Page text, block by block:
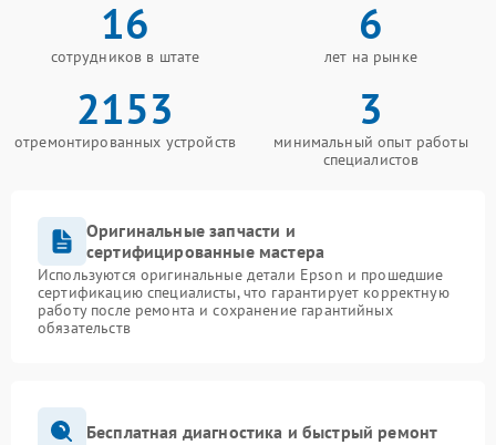
Свяжитесь с нами по телефону +7 (495) 023-73-25
или посетите наш центр по адресу ул. Чаянова 18
для бесплатной диагностики и ремонта.
16
сотрудников в штате
6
лет на рынке
2153
отремонтированных устройств
3
минимальный опыт работы
специалистов
Оригинальные запчасти и
сертифицированные мастера
Используются оригинальные детали Epson и прошедшие
сертификацию специалисты, что гарантирует корректную
работу после ремонта и сохранение гарантийных
обязательств
Бесплатная диагностика и быстрый ремонт